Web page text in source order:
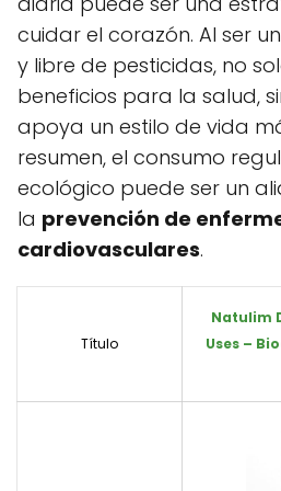
cuidar el corazón. Al ser
y libre de pesticidas, no
beneficios para la salud,
apoya un estilo de vida
resumen, el consumo
ecológico puede ser un
la prevención de
cardiovasculares.
Título
Natulim
Uses –